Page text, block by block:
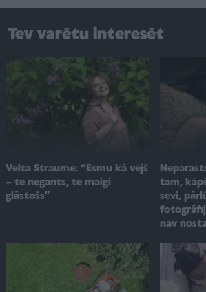
Tev varētu interesēt
Velta Straume: “Esmu kā vējš
– te negants, te maigi
glāstošs”
tam,
sevi,
nav